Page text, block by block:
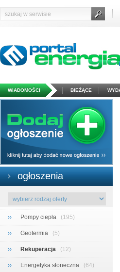
WIADOMOŚCI BIEŻĄCE
ogłoszenia
›› Pompy ciepła (195)
›› Geotermia (5)
›› Rekuperacja (12)
›› Energetyka słoneczna (64)